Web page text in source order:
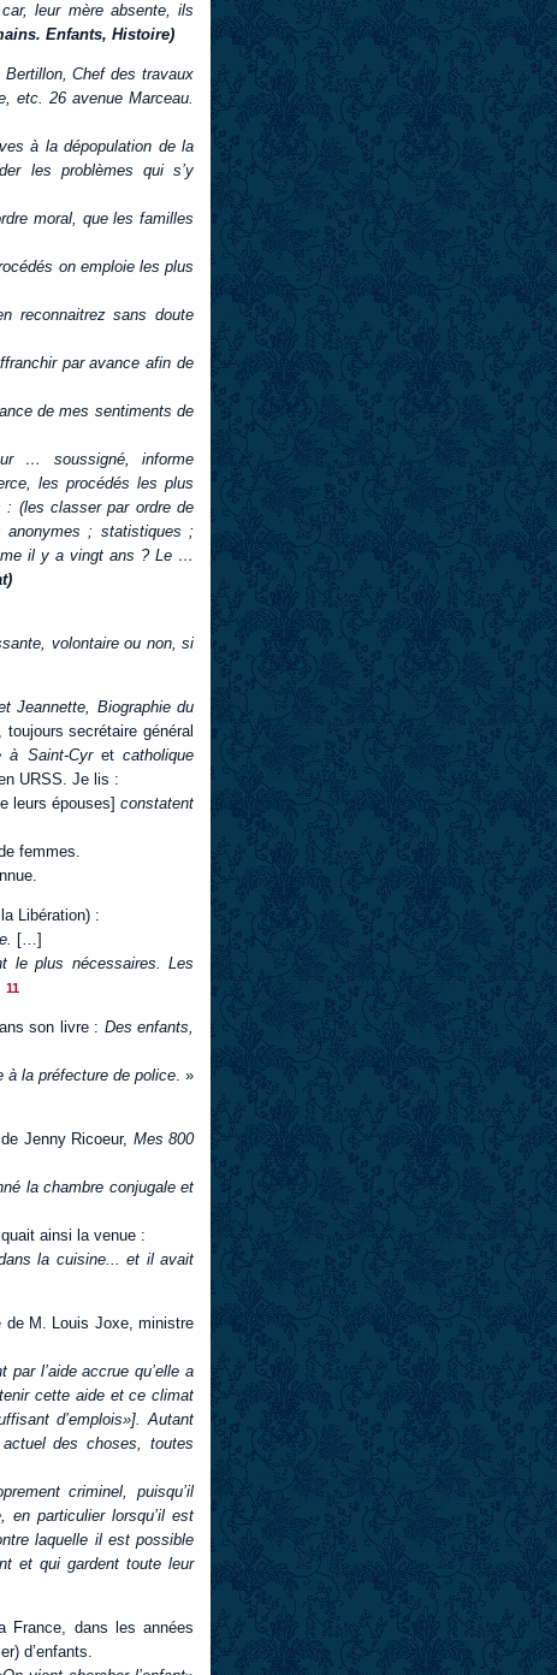
leur mère absente, ils
Enfants, Histoire)
Bertillon, Chef des travaux
etc. 26 avenue Marceau.
à la dépopulation de la
les problèmes qui s’y
moral, que les familles
on emploie les plus
reconnaitrez sans doute
par avance afin de
de mes sentiments de
… soussigné, informe
les procédés les plus
: (les classer par ordre de
anonymes ; statistiques ;
il y a vingt ans ? Le …
volontaire ou non, si
Jeannette, Biographie du
secrétaire général
à Saint-Cyr et catholique
URSS. Je lis :
leurs épouses] constatent
femmes.
Libération) :
[…]
le plus nécessaires. Les
11
son livre : Des enfants,
à la préfecture de police. »
Jenny Ricoeur, Mes 800
la chambre conjugale et
ainsi la venue :
la cuisine... et il avait
de M. Louis Joxe, ministre
l’aide accrue qu’elle a
cette aide et ce climat
d’emplois»]. Autant
des choses, toutes
criminel, puisqu’il
en particulier lorsqu’il est
laquelle il est possible
et qui gardent toute leur
France, dans les années
d’enfants.